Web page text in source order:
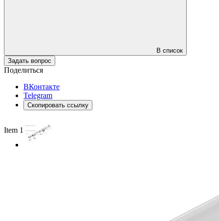
В список
Задать вопрос
Поделиться
ВКонтакте
Telegram
Скопировать ссылку
Item 1 of 6